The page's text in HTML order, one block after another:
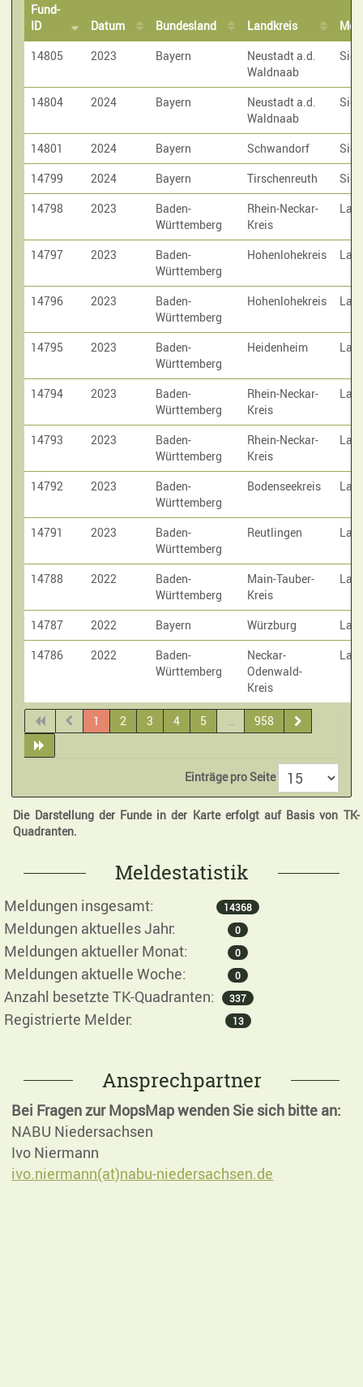
Fund-
ID
Datum Bundesland Landkreis
14805
2023 Bayern
Neustadt a.d.
Waldnaab
14804 2024 Bayern
Neustadt a.d.
Waldnaab
14801 2024 Bayern Schwandorf
14799
2024 Bayern Tirschenreuth
14798
2023
Baden-
Württemberg
Rhein-Neckar-
Kreis
14797 2023
Baden-
Württemberg
Hohenlohekreis
14796 2023
Baden-
Württemberg
Hohenlohekreis
14795 2023
Baden-
Württemberg
Heidenheim
14794 2023
Baden-
Württemberg
Rhein-Neckar-
Kreis
14793 2023
Baden-
Württemberg
Rhein-Neckar-
Kreis
14792 2023
Baden-
Württemberg
Bodenseekreis
14791 2023
Baden-
Württemberg
Reutlingen
14788 2022
Baden-
Württemberg
Main-Tauber-
Kreis
14787 2022 Bayern Würzburg
14786
2022
Baden-
Württemberg
Neckar-
Odenwald-
Kreis
1 2 3 4 5 958
Einträge pro Seite
Die Darstellung der Funde in der Karte erfolgt auf Basis von TK-
Quadranten.
Meldestatistik
Meldungen insgesamt: 14368
Meldungen aktuelles Jahr: 0
Meldungen aktueller Monat: 0
Meldungen aktuelle Woche: 0
Anzahl besetzte TK-Quadranten: 337
Registrierte Melder: 13
Ansprechpartner
Bei Fragen zur MopsMap wenden Sie sich bitte an:
NABU Niedersachsen
Ivo Niermann
ivo.niermann(at)nabu-niedersachsen.de